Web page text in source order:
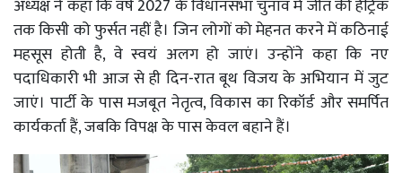
अध्यक्ष ने कहा कि वर्ष 2027 के विधानसभा चुनाव में जीत की हैट्रिक
तक किसी को फुर्सत नहीं है। जिन लोगों को मेहनत करने में कठिनाई
महसूस होती है, वे स्वयं अलग हो जाएं। उन्होंने कहा कि नए
पदाधिकारी भी आज से ही दिन-रात बूथ विजय के अभियान में जुट
जाएं। पार्टी के पास मजबूत नेतृत्व, विकास का रिकॉर्ड और समर्पित
कार्यकर्ता हैं, जबकि विपक्ष के पास केवल बहाने हैं।